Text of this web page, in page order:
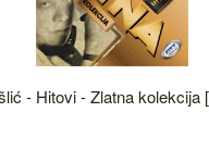
- Hitovi - Zlatna kolekcija